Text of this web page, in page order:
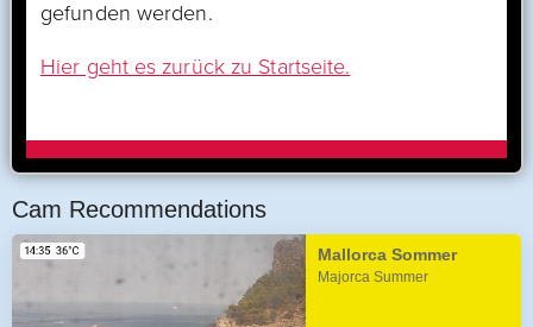
Cam Recommendations
Mallorca Sommer
Majorca Summer